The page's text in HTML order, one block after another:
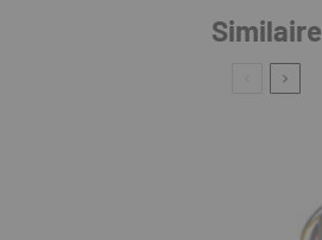
Similaire